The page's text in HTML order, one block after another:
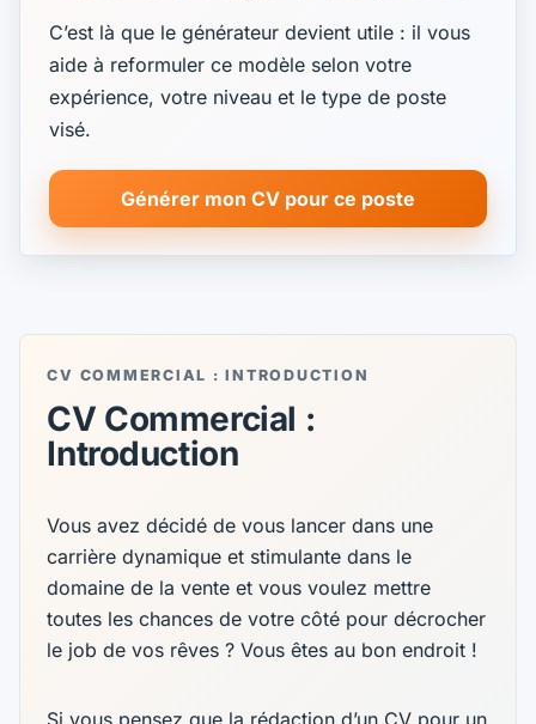
C’est là que le générateur devient utile : il vous
aide à reformuler ce modèle selon votre
expérience, votre niveau et le type de poste
visé.
Générer mon CV pour ce poste
CV COMMERCIAL : INTRODUCTION
CV Commercial :
Introduction
Vous avez décidé de vous lancer dans une
carrière dynamique et stimulante dans le
domaine de la vente et vous voulez mettre
toutes les chances de votre côté pour décrocher
le job de vos rêves ? Vous êtes au bon endroit !